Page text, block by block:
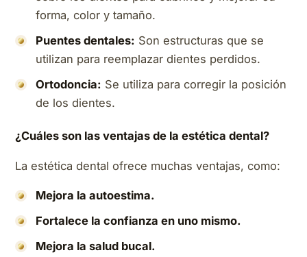
forma, color y tamaño.
Puentes dentales: Son estructuras que se
utilizan para reemplazar dientes perdidos.
Ortodoncia: Se utiliza para corregir la posición
de los dientes.
¿Cuáles son las ventajas de la estética dental?
La estética dental ofrece muchas ventajas, como:
Mejora la autoestima.
Fortalece la confianza en uno mismo.
Mejora la salud bucal.